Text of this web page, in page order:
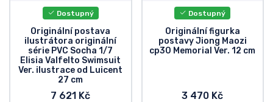
Dostupný
Originální postava
ilustrátora originální
série PVC Socha 1/7
Elisia Valfelto Swimsuit
Ver. ilustrace od Luicent
27 cm
7 621 Kč
Dostupný
Originální figurka
postavy Jiong Maozi
cp30 Memorial Ver. 12 cm
3 470 Kč